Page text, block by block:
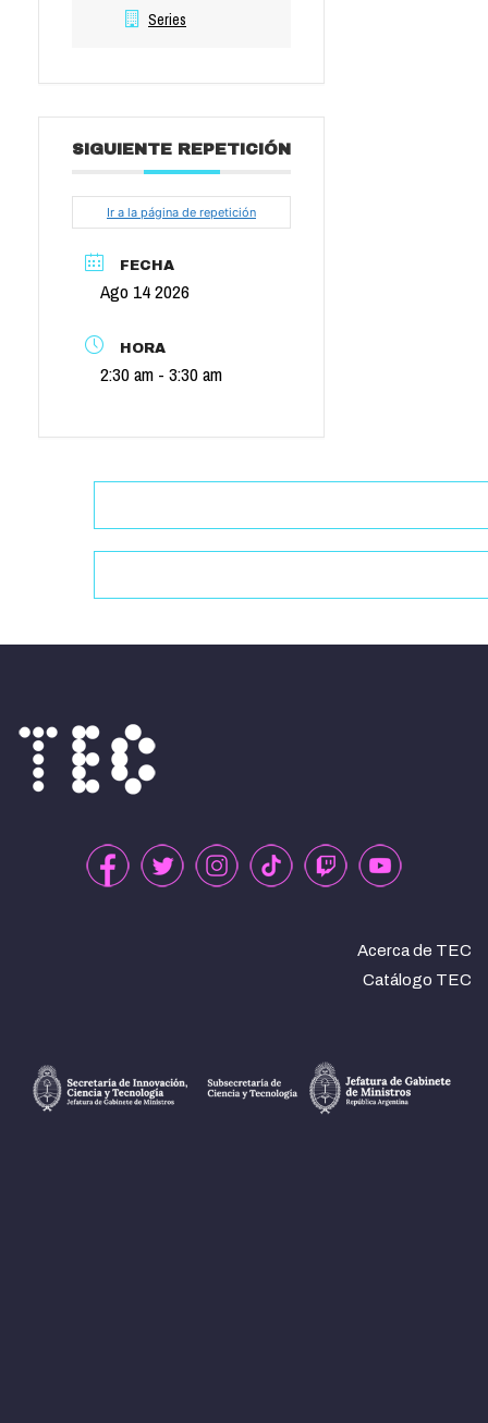
Series
SIGUIENTE REPETICIÓN
Ir a la página de repetición
FECHA
Ago 14 2026
HORA
2:30 am - 3:30 am
Acerca de TEC
Catálogo TEC